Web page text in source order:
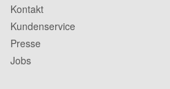
Kontakt
Kundenservice
Presse
Jobs